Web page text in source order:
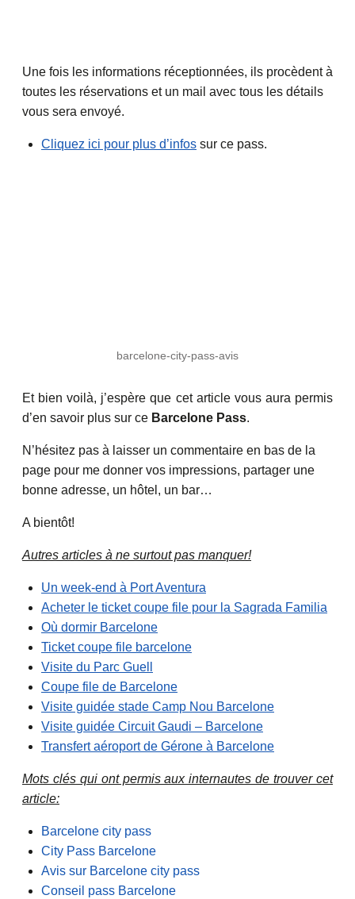
Une fois les informations réceptionnées, ils procèdent à
toutes les réservations et un mail avec tous les détails
vous sera envoyé.
Cliquez ici pour plus d’infos sur ce pass.
barcelone-city-pass-avis
Et bien voilà, j’espère que cet article vous aura permis
d’en savoir plus sur ce Barcelone Pass.
N’hésitez pas à laisser un commentaire en bas de la
page pour me donner vos impressions, partager une
bonne adresse, un hôtel, un bar…
A bientôt!
Autres articles à ne surtout pas manquer!
Un week-end à Port Aventura
Acheter le ticket coupe file pour la Sagrada Familia
Où dormir Barcelone
Ticket coupe file barcelone
Visite du Parc Guell
Coupe file de Barcelone
Visite guidée stade Camp Nou Barcelone
Visite guidée Circuit Gaudi – Barcelone
Transfert aéroport de Gérone à Barcelone
Mots clés qui ont permis aux internautes de trouver cet
article:
Barcelone city pass
City Pass Barcelone
Avis sur Barcelone city pass
Conseil pass Barcelone